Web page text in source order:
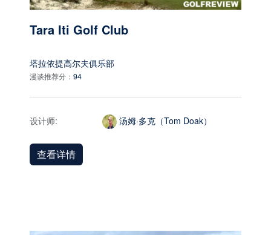
Tara Iti Golf Club
塔拉依提高尔夫俱乐部
漫谈推荐分： 94
设计师: 汤姆·多克（Tom Doak）
查看详情